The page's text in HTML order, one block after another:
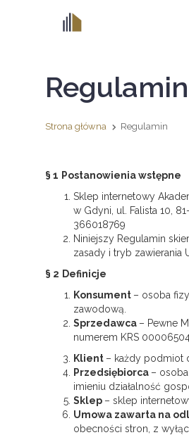
Regulamin
Strona główna Regulamin
§ 1 Postanowienia wstępne
Sklep internetowy
w Gdyni, ul. Falista 10,
366018769
Niniejszy Regulamin
zasady i tryb zawierania
§ 2 Definicje
Konsument – osoba
zawodową.
Sprzedawca – Pewne
numerem KRS
Klient – każdy podmiot
Przedsiębiorca –
imieniu działalność
Sklep – sklep
Umowa zawarta na
obecności stron, z